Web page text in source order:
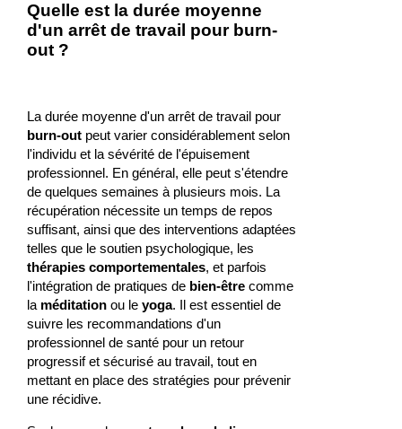
Quelle est la durée moyenne
d'un arrêt de travail pour burn-
out ?
La durée moyenne d'un arrêt de travail pour
burn-outpeut varier considérablement selon
l'individu et la sévérité de l'épuisement
professionnel. En général, elle peut s'étendre
de quelques semaines à plusieurs mois. La
récupération nécessite un temps de repos
suffisant, ainsi que des interventions adaptées
telles que le soutien psychologique, les
thérapies comportementales, et parfois
l'intégration de pratiques de bien-êtrecomme
la méditationou le yoga. Il est essentiel de
suivre les recommandations d'un
professionnel de santé pour un retour
progressif et sécurisé au travail, tout en
mettant en place des stratégies pour prévenir
une récidive.